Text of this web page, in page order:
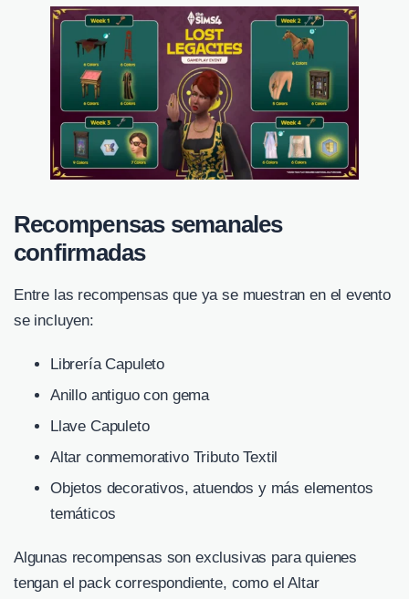
Recompensas semanales
confirmadas
Entre las recompensas que ya se muestran en el evento
se incluyen:
Librería Capuleto
Anillo antiguo con gema
Llave Capuleto
Altar conmemorativo Tributo Textil
Objetos decorativos, atuendos y más elementos
temáticos
Algunas recompensas son exclusivas para quienes
tengan el pack correspondiente, como el Altar